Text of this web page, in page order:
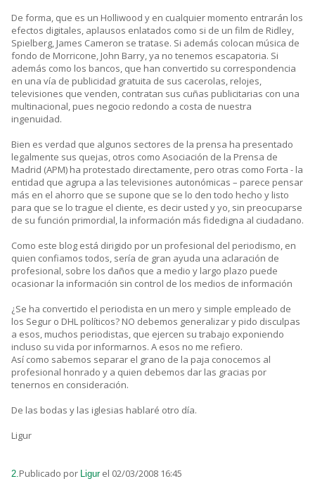
De forma, que es un Holliwood y en cualquier momento entrarán los
efectos digitales, aplausos enlatados como si de un film de Ridley,
Spielberg, James Cameron se tratase. Si además colocan música de
fondo de Morricone, John Barry, ya no tenemos escapatoria. Si
además como los bancos, que han convertido su correspondencia
en una vía de publicidad gratuita de sus cacerolas, relojes,
televisiones que venden, contratan sus cuñas publicitarias con una
multinacional, pues negocio redondo a costa de nuestra
ingenuidad.
Bien es verdad que algunos sectores de la prensa ha presentado
legalmente sus quejas, otros como Asociación de la Prensa de
Madrid (APM) ha protestado directamente, pero otras como Forta - la
entidad que agrupa a las televisiones autonómicas – parece pensar
más en el ahorro que se supone que se lo den todo hecho y listo
para que se lo trague el cliente, es decir usted y yo, sin preocuparse
de su función primordial, la información más fidedigna al ciudadano.
Como este blog está dirigido por un profesional del periodismo, en
quien confiamos todos, sería de gran ayuda una aclaración de
profesional, sobre los daños que a medio y largo plazo puede
ocasionar la información sin control de los medios de información
¿Se ha convertido el periodista en un mero y simple empleado de
los Segur o DHL políticos? NO debemos generalizar y pido disculpas
a esos, muchos periodistas, que ejercen su trabajo exponiendo
incluso su vida por informarnos. A esos no me refiero.
Así como sabemos separar el grano de la paja conocemos al
profesional honrado y a quien debemos dar las gracias por
tenernos en consideración.
De las bodas y las iglesias hablaré otro día.
Ligur
2.Publicado por Ligur el 02/03/2008 16:45